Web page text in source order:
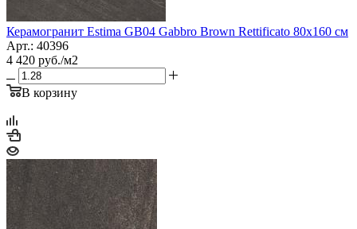
Керамогранит Estima GB04 Gabbro Brown Rettificato 80x160 см
Арт.: 40396
4 420 руб./м2
В корзину